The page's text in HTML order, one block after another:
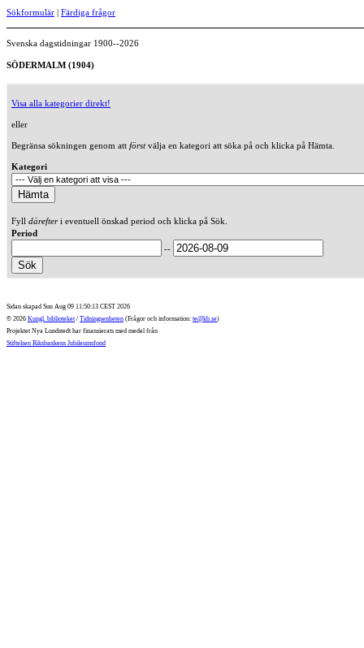
Sökformulär | Färdiga frågor
Svenska dagstidningar 1900--2026
SÖDERMALM (1904)
Visa alla kategorier direkt!
eller
Begränsa sökningen genom att förstvälja en kategori att söka på och klicka på Hämta.
Kategori
Fyll därefteri eventuell önskad period och klicka på Sök.
Period
--
Sidan skapad Sun Aug 09 11:50:13 CEST 2026
© 2026 Kungl. biblioteket / Tidningsenheten (Frågor och information: te@kb.se)
Projektet Nya Lundstedt har finansierats med medel från
Stiftelsen Riksbankens Jubileumsfond